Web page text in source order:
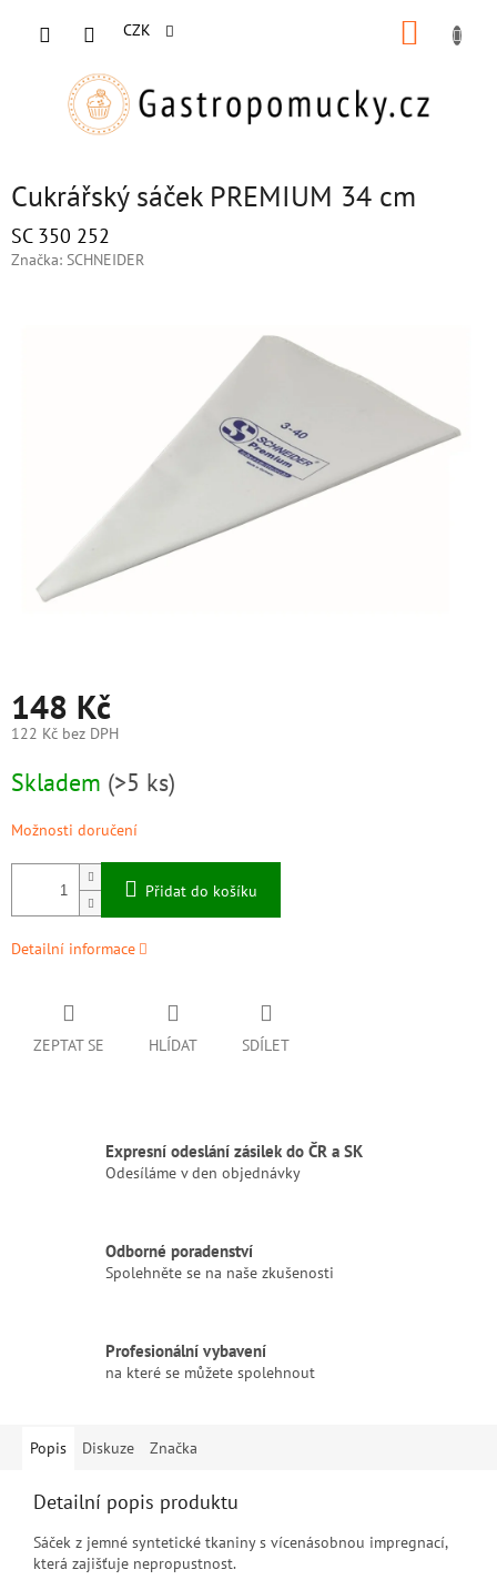
CZK
Cukrářský sáček PREMIUM 34 cm
SC 350 252
Značka: SCHNEIDER
148 Kč
122 Kč bez DPH
cena:
Skladem (>5 ks)
Možnosti doručení
Přidat do košíku
Detailní informace
ZEPTAT SE HLÍDAT SDÍLET
Expresní odeslání zásilek do ČR a SK
Odesíláme v den objednávky
Odborné poradenství
Spolehněte se na naše zkušenosti
Profesionální vybavení
na které se můžete spolehnout
Popis Diskuze Značka
Detailní popis produktu
Sáček z jemné syntetické tkaniny s vícenásobnou impregnací,
která zajišťuje nepropustnost.